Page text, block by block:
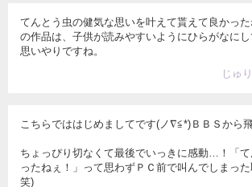
てんとう虫の健気な思いを叶えて貰えて良かっ
の作品は、子供が読みやすいようにひらがなに
思いやりですね。
じゅり
こちらでははじめましてです(ノ∇≦*)ＢＢＳから
ちょっぴり切なくて最後でいっきに感動…！「
ったねぇ！」って思わずＰＣ前で叫んでしまっ
笑)